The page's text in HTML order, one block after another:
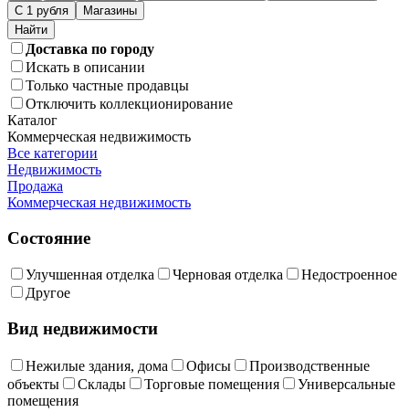
С 1 рубля
Магазины
Доставка по городу
Искать в описании
Только частные продавцы
Отключить коллекционирование
Каталог
Коммерческая недвижимость
Все категории
Недвижимость
Продажа
Коммерческая недвижимость
Состояние
Улучшенная отделка Черновая отделка
Недостроенное
Другое
Вид недвижимости
Нежилые здания, дома Офисы
Производственные
объекты
Склады Торговые помещения
Универсальные
помещения